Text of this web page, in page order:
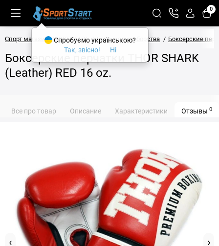
0
Спорт магазин SPORTSTART Бокс и единоборства Боксерские
Боксерские перчатки THOR SHARK
(Leather) RED 16 oz.
Все про товар Описание Характеристики Отзывы 0
Спробуємо українською?
Так, звісно!
Ні